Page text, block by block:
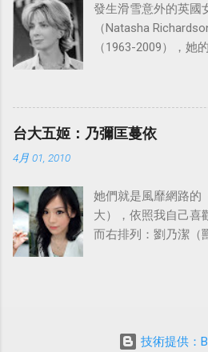
發生滑雪意外的英國
（Natasha
（1963-2009），她
到傷心，希望外界
台大五姬：乃彌匡蔓依
4月 01, 2010
她們就是風靡網路的
大），依照我自己喜
而右排列：劉乃潔（
蔓）、吳依潔（戲
技術提供：